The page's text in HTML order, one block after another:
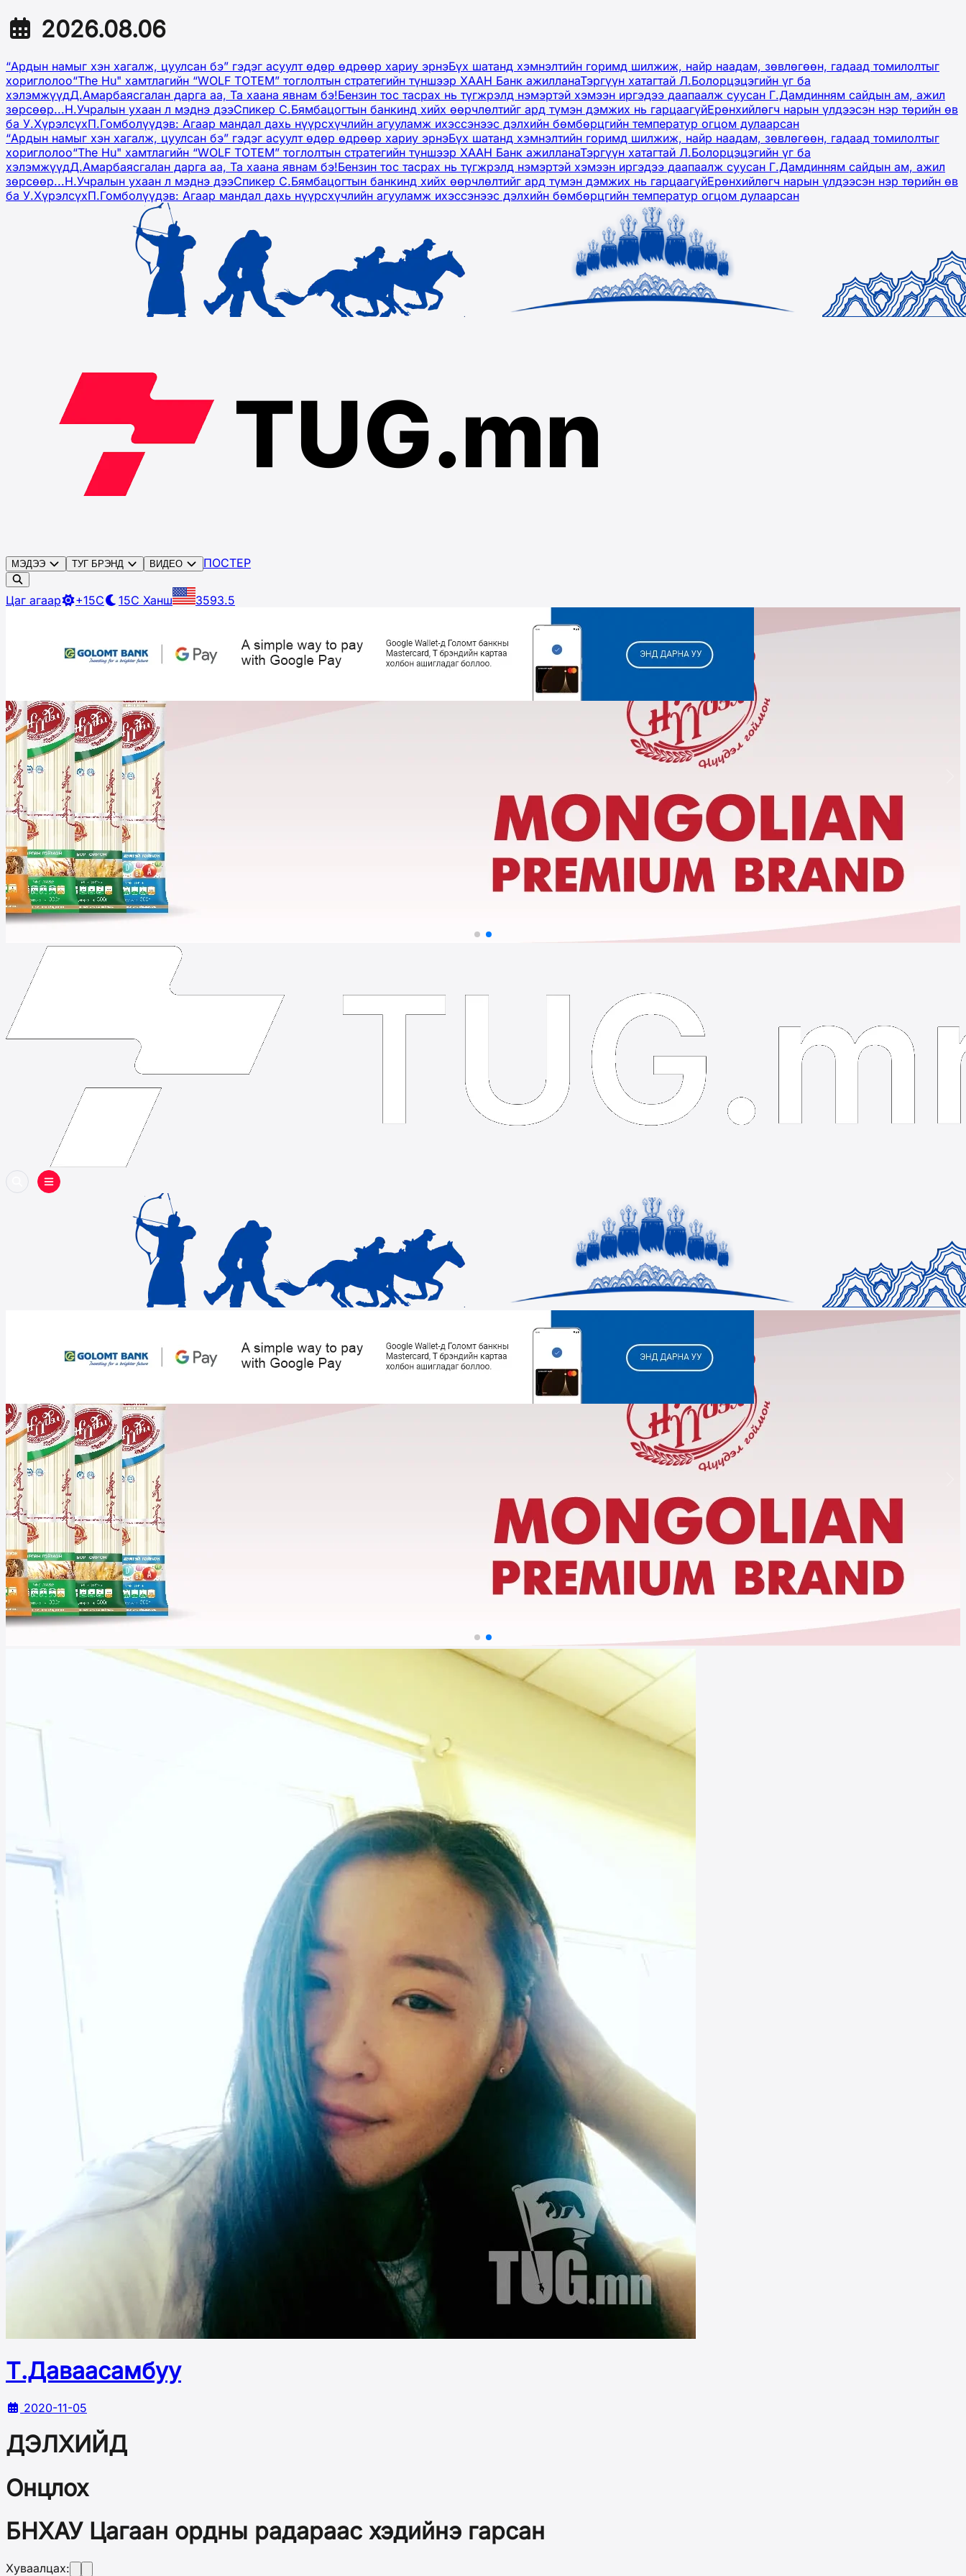
2026.08.06
“Ардын намыг хэн хагалж, цуулсан бэ” гэдэг асуулт өдөр өдрөөр хариу эрнэБүх шатанд хэмнэлтийн горимд шилжиж, найр наадам, зөвлөгөөн, гадаад томилолтыг
хориглолоо“The Hu" хамтлагийн “WOLF TOTEM” тоглолтын стратегийн түншээр ХААН Банк ажилланаТэргүүн хатагтай Л.Болорцэцэгийн үг ба
хэлэмжүүдД.Амарбаясгалан дарга аа, Та хаана явнам бэ!Бензин тос тасрах нь түгжрэлд нэмэртэй хэмээн иргэдээ даапаалж суусан Г.Дамдинням сайдын ам, ажил
зөрсөөр...Н.Учралын ухаан л мэднэ дээСпикер С.Бямбацогтын банкинд хийх өөрчлөлтийг ард түмэн дэмжих нь гарцаагүйЕрөнхийлөгч нарын үлдээсэн нэр төрийн өв
ба У.ХүрэлсүхП.Гомболүүдэв: Агаар мандал дахь нүүрсхүчлийн агууламж ихэссэнээс дэлхийн бөмбөрцгийн температур огцом дулаарсан
“Ардын намыг хэн хагалж, цуулсан бэ” гэдэг асуулт өдөр өдрөөр хариу эрнэБүх шатанд хэмнэлтийн горимд шилжиж, найр наадам, зөвлөгөөн, гадаад томилолтыг
хориглолоо“The Hu" хамтлагийн “WOLF TOTEM” тоглолтын стратегийн түншээр ХААН Банк ажилланаТэргүүн хатагтай Л.Болорцэцэгийн үг ба
хэлэмжүүдД.Амарбаясгалан дарга аа, Та хаана явнам бэ!Бензин тос тасрах нь түгжрэлд нэмэртэй хэмээн иргэдээ даапаалж суусан Г.Дамдинням сайдын ам, ажил
зөрсөөр...Н.Учралын ухаан л мэднэ дээСпикер С.Бямбацогтын банкинд хийх өөрчлөлтийг ард түмэн дэмжих нь гарцаагүйЕрөнхийлөгч нарын үлдээсэн нэр төрийн өв
ба У.ХүрэлсүхП.Гомболүүдэв: Агаар мандал дахь нүүрсхүчлийн агууламж ихэссэнээс дэлхийн бөмбөрцгийн температур огцом дулаарсан
МЭДЭЭ ТУГ БРЭНД ВИДЕО ПОСТЕР
Цаг агаар +15C 15C Ханш 3593.5
Т.Даваасамбуу
2020-11-05
ДЭЛХИЙД
Онцлох
БНХАУ Цагаан ордны радараас хэдийнэ гарсан
Хуваалцах: